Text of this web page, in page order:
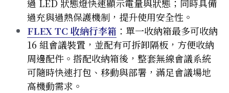
過 LED 狀態燈快速顯示電量與狀態；同時具備
過充與過熱保護機制，提升使用安全性。
FLEX TC 收納行李箱 ： 單一收納箱最多可收納
16 組會議裝置，並配有可拆卸隔板，方便收納
周邊配件。搭配收納箱後，整套無線會議系統
可隨時快速打包、移動與部署，滿足會議場地
高機動需求。